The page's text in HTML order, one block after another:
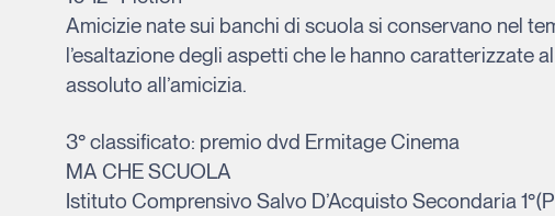
Amicizie nate sui banchi di scuola si conservano nel
l’esaltazione degli aspetti che le hanno caratterizzate
assoluto all’amicizia.
3° classificato: premio dvd Ermitage Cinema
MA CHE SCUOLA
Istituto Comprensivo Salvo D’Acquisto Secondaria